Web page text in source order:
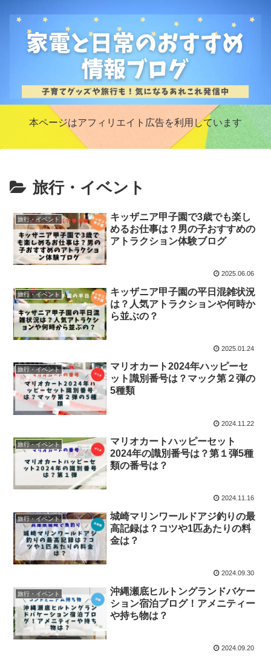
本ページはアフィリエイト広告を利用しています
旅行・イベント
旅行・イベント
キッザニア甲子園で3歳でも楽し
めるお仕事は？男の子おすすめの
アトラクション体験ブログ
2025.06.06
旅行・イベント
キッザニア甲子園の平日混雑状況
は？人気アトラクションや何時か
ら並ぶの？
2025.01.24
旅行・イベント
マリオカート2024年ハッピーセ
ット識別番号は？マック第２弾の
5種類
2024.11.22
旅行・イベント
マリオカートハッピーセット
2024年の識別番号は？第１弾5種
類の番号は？
2024.11.16
旅行・イベント
城崎マリンワールドアジ釣りの最
高記録は？コツや1匹あたりの料
金は？
2024.09.30
旅行・イベント
沖縄瀬底ヒルトングランドバケー
ション宿泊ブログ！アメニティー
や持ち物は？
2024.09.20